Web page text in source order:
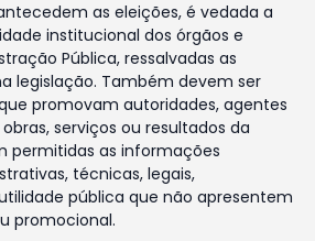
as eleições, é vedada a
institucional dos órgãos e
Pública, ressalvadas as
legislação. Também devem ser
promovam autoridades, agentes
serviços ou resultados da
permitidas as informações
técnicas, legais,
pública que não apresentem
promocional.